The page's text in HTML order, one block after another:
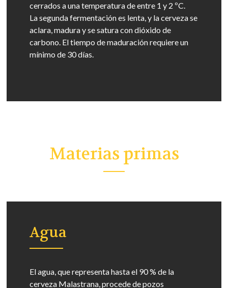
cerrados a una temperatura de entre 1 y 2 ºC.
La segunda fermentación es lenta, y la cerveza se
aclara, madura y se satura con dióxido de
carbono. El tiempo de maduración requiere un
mínimo de 30 días.
Materias primas
Agua
El agua, que representa hasta el 90 % de la
cerveza Malastrana, procede de pozos